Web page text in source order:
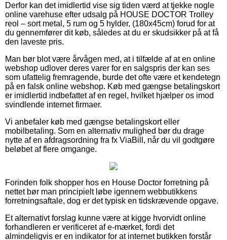
Derfor kan det imidlertid vise sig tiden værd at tjekke nogle
online varehuse efter udsalg på HOUSE DOCTOR Trolley
reol – sort metal, 5 rum og 5 hylder, (180x45cm) forud for at
du gennemfører dit køb, således at du er skudsikker på at få
den laveste pris.
Man bør blot være årvågen med, at i tilfælde af at en online
webshop udlover deres varer for en salgspris der kan ses
som ufattelig fremragende, burde det ofte være et kendetegn
på en falsk online webshop. Køb med gængse betalingskort
er imidlertid indbefattet af en regel, hvilket hjælper os imod
svindlende internet firmaer.
Vi anbefaler køb med gængse betalingskort eller
mobilbetaling. Som en alternativ mulighed bør du drage
nytte af en afdragsordning fra fx ViaBill, når du vil godtgøre
beløbet af flere omgange.
Forinden folk shopper hos en House Doctor forretning på
nettet bør man principielt løbe igennem webbutikkens
forretningsaftale, dog er det typisk en tidskrævende opgave.
Et alternativt forslag kunne være at kigge hvorvidt online
forhandleren er verificeret af e-mærket, fordi det
almindeligvis er en indikator for at internet butikken forstår